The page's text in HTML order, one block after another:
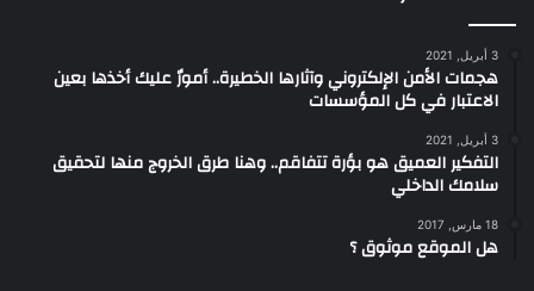
3 أبريل, 2021
هجمات الأمن الإلكتروني وآثارها الخطيرة.. أمورٌ عليك أخذها بعين
الاعتبار في كل المؤسسات
3 أبريل, 2021
التفكير العميق هو بؤرة تتفاقم.. وهنا طرق الخروج منها لتحقيق
سلامك الداخلي
18 مارس, 2017
هل الموقع موثوق ؟